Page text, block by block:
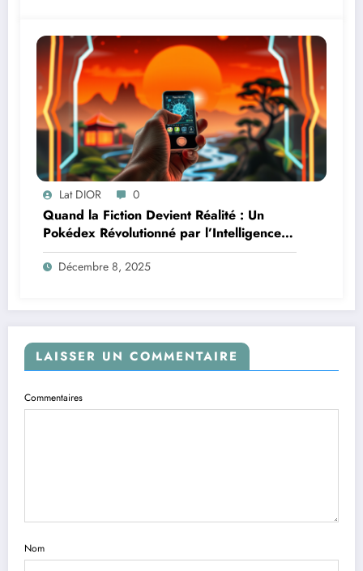
Lat DIOR 0
Quand la Fiction Devient Réalité : Un
Pokédex Révolutionné par l’Intelligence
Artificielle
Décembre 8, 2025
LAISSER UN COMMENTAIRE
Commentaires
Nom